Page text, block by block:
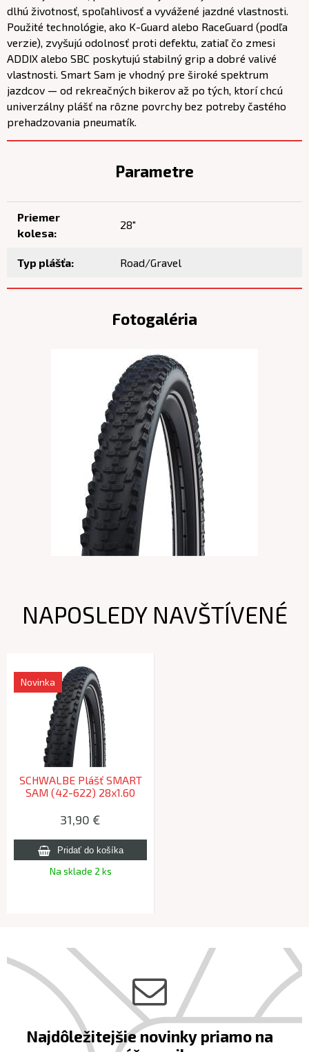
dlhú životnosť, spoľahlivosť a vyvážené jazdné vlastnosti.
Použité technológie, ako K-Guard alebo RaceGuard (podľa
verzie), zvyšujú odolnosť proti defektu, zatiaľ čo zmesi
ADDIX alebo SBC poskytujú stabilný grip a dobré valivé
vlastnosti. Smart Sam je vhodný pre široké spektrum
jazdcov — od rekreačných bikerov až po tých, ktorí chcú
univerzálny plášť na rôzne povrchy bez potreby častého
prehadzovania pneumatík.
Parametre
Priemer
kolesa:
28"
Typ plášťa: Road/Gravel
Fotogaléria
NAPOSLEDY NAVŠTÍVENÉ
SCHWALBE Plášť SMART
SAM (42-622) 28x1.60
67EPI 535g Čierny reflex
Novinka
31,90 €
Na sklade 2 ks
Najdôležitejšie novinky priamo na